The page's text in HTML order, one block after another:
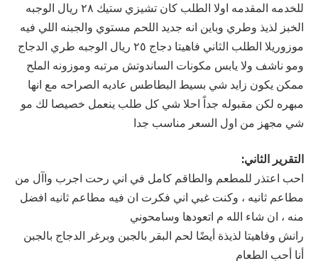
للخدمه المقدمه اولا الطلب كان تشيزي ستيك ٢٨ ريال الوجبه
الخبز لذيذ وطري وباين انه جديد اللحم مستوي والجبنه اللي فيه
موزوريلا الطلب الثاني فاهيتا دجاج ٢٥ ريال الوجبه طري الدجاج
ومو ناشف ولا يابس مكونات الساندوتش مرتبه وموزونه الملح
ممكن يكون زايد شي بسيط البطاطس عاديه الصراحه مع انها
مبهره لكن مقبوله جداً احلا شي كل طلب ينعمل خصيصا لك مو
شي مجهز من اول السعر مناسب جدا
التقرير الثاني:
احب اعتذر للمطعم والطاقم كامل في اني رحت اجرب واآل من
مطاعم ثانيه ، وكنت غبي اني فكرت ان فيه مطاعم ثانيه افضل
منه ، ان شاء الله م اتعودها وسامحوني
رانش وفاهيتا لذيذة أيضًا لحم البقر بالجبن وبرغر الدجاج بالجبن
أنا أحب الطعام